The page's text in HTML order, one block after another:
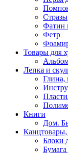
Стразы
Фатин
Фетр
Товары для
Лепка и
Глина,
Книги
Дом.
Блоки